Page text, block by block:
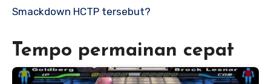
Smackdown HCTP tersebut?
Tempo permainan cepat